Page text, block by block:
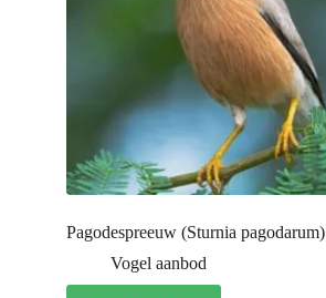
Pagodespreeuw (Sturnia pagodarum)
Vogel aanbod